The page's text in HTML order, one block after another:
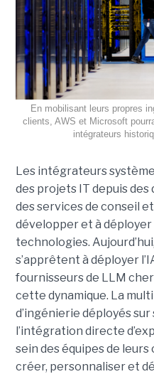
En mobilisant leurs propres
clients, AWS et Microsoft
intégrateurs
Les intégrateurs
des projets IT depuis
des services de conseil
développer et à déployer
technologies.
s’apprêtent à déployer
fournisseurs de LLM
cette dynamique. La
d’ingénierie déployés
l’intégration directe
sein des équipes de
créer, personnaliser et